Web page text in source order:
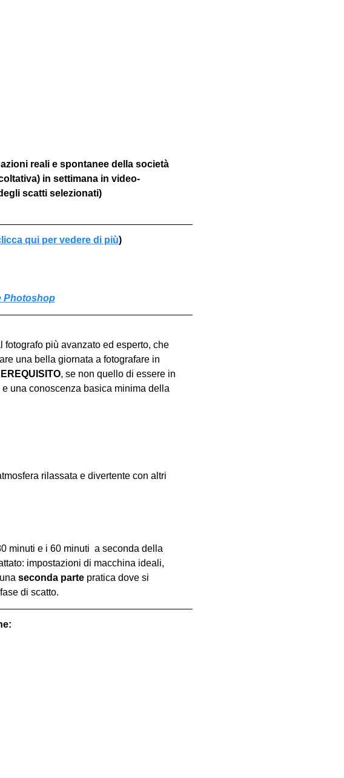
reali e spontanee della società
in settimana in video-
scatti selezionati)
qui per vedere di più)
Photoshop
fotografo più avanzato ed esperto, che
una bella giornata a fotografare in
, se non quello di essere in
una conoscenza basica minima della
rilassata e divertente con altri
minuti e i 60 minuti  a seconda della
impostazioni di macchina ideali,
seconda parte pratica dove si
di scatto.